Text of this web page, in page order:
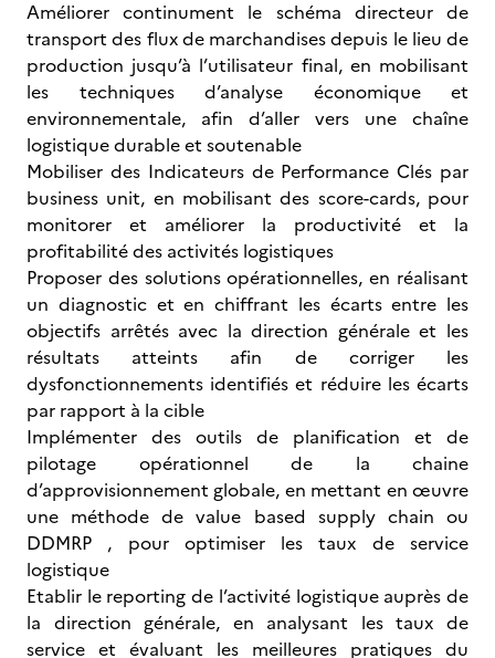
Améliorer continument le schéma directeur de
transport des flux de marchandises depuis le lieu de
production jusqu’à l’utilisateur final, en mobilisant
les techniques d’analyse économique et
environnementale, afin d’aller vers une chaîne
logistique durable et soutenable
Mobiliser des Indicateurs de Performance Clés par
business unit, en mobilisant des score-cards, pour
monitorer et améliorer la productivité et la
profitabilité des activités logistiques
Proposer des solutions opérationnelles, en réalisant
un diagnostic et en chiffrant les écarts entre les
objectifs arrêtés avec la direction générale et les
résultats atteints afin de corriger les
dysfonctionnements identifiés et réduire les écarts
par rapport à la cible
Implémenter des outils de planification et de
pilotage opérationnel de la chaine
d’approvisionnement globale, en mettant en œuvre
une méthode de value based supply chain ou
DDMRP , pour optimiser les taux de service
logistique
Etablir le reporting de l’activité logistique auprès de
la direction générale, en analysant les taux de
service et évaluant les meilleures pratiques du